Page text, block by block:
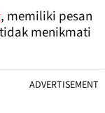
, memiliki pesan
menikmati
ADVERTISEMENT